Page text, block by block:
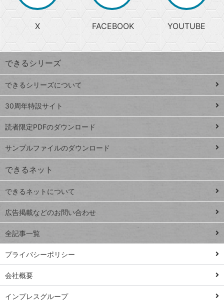
search
検
索
上
昇
ワ
ー
ド
Google
スプレ
ッドシ
ート
iPhone
VLOOKUP
close
閉じ
る
る
ら
探
す
ト
ッ
プ
ペ
ジ
連載
Excel Q&A
トイアンナ流仕
事術
PowerAutomate
ではじめる業務
の完全自動化
AI議事録作成術
Windows 11
X FACEBOOK YOUTUBE
できるシリーズ
できるシリーズについて
30周年特設サイト
読者限定PDFのダウンロード
サンプルファイルのダウンロード
できるネット
できるネットについて
広告掲載などのお問い合わせ
全記事一覧
プライバシーポリシー
会社概要
インプレスグループ